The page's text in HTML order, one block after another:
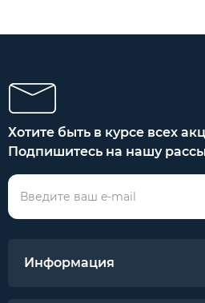
Хотите быть в курсе всех
Подпишитесь на нашу
Информация